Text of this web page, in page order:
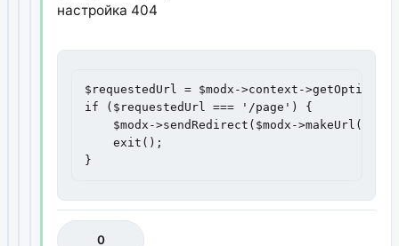
настройка 404
$requestedUrl = $modx->context-
if ($requestedUrl === '/page') {
$modx->sendRedirect($modx-
    exit();
}
0